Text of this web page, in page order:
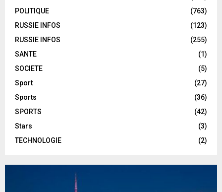
POLITIQUE
(763)
RUSSIE INFOS
(123)
RUSSIE INFOS
(255)
SANTE
(1)
SOCIETE
(5)
Sport
(27)
Sports
(36)
SPORTS
(42)
Stars
(3)
TECHNOLOGIE
(2)